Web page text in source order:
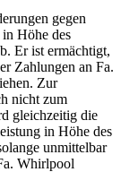
gegen
Höhe des
Er ist ermächtigt,
Zahlungen an Fa.
Zur
nicht zum
gleichzeitig die
in Höhe des
unmittelbar
Whirlpool